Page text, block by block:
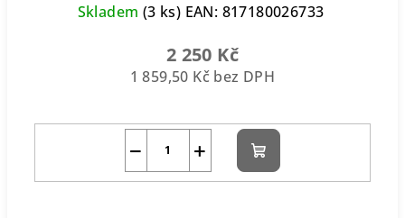
Skladem (3 ks) EAN: 817180026733
2 250 Kč
1 859,50 Kč bez DPH
+
− Do
košíku